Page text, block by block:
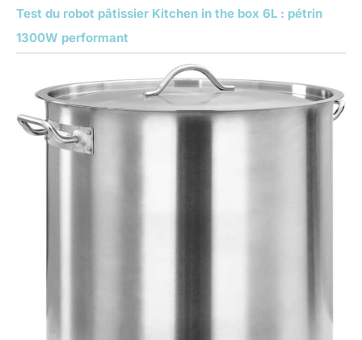
Test du robot pâtissier Kitchen in the box 6L : pétrin
1300W performant